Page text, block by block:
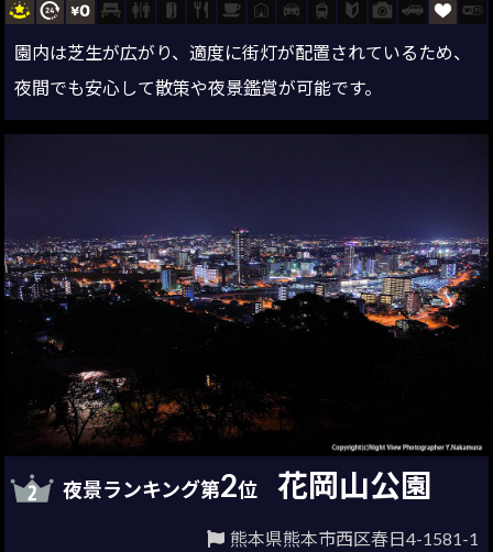
園内は芝生が広がり、適度に街灯が配置されているため、
夜間でも安心して散策や夜景鑑賞が可能です。
夜景ランキング第2位花岡山公園
熊本県熊本市西区春日4-1581-1